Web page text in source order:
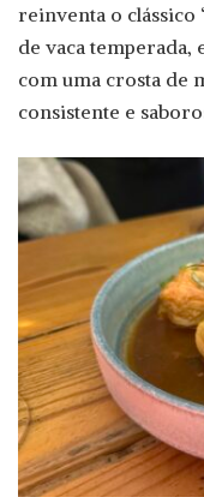
reinventa o clássico
de vaca temperada,
com uma crosta de
consistente e